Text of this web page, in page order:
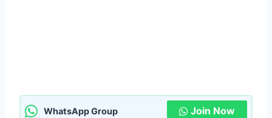
WhatsApp Group Join Now